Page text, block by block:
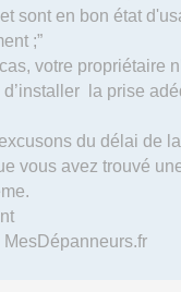
sont en bon état
;”
votre propriétaire
d’installer la prise
du délai de
vous avez trouvé
MesDépanneurs.fr